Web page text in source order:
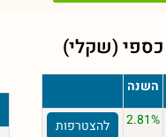
כספי (שקלי)
השנה
2.81%
להצטרפות